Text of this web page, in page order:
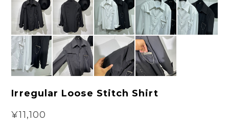
Irregular Loose Stitch Shirt
¥11,100